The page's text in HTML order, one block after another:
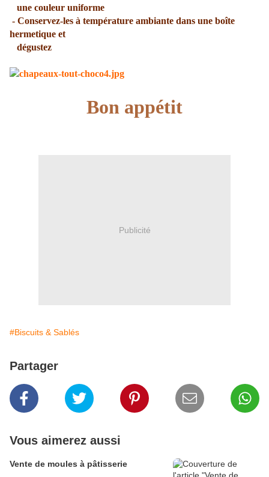
une couleur uniforme
- Conservez-les à température ambiante dans une boîte
hermetique et
dégustez
Bon appétit
Publicité
#Biscuits & Sablés
Partager
Vous aimerez aussi
Vente de moules à pâtisserie